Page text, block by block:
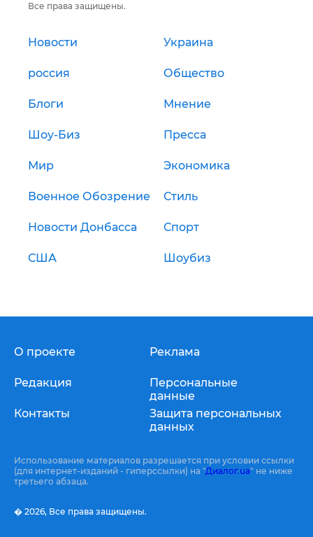
Все права защищены.
Новости Украина
россия Общество
Блоги Мнение
Шоу-Биз Пресса
Мир Экономика
Военное Обозрение Стиль
Новости Донбасса Спорт
США Шоубиз
О проекте
Редакция
Контакты
Реклама
Персональные
данные
Защита персональных
данных
Использование материалов разрешается при условии ссылки
(для интернет-изданий - гиперссылки) на "Диалог.ua" не ниже
третьего абзаца.
� 2026, Все права защищены.